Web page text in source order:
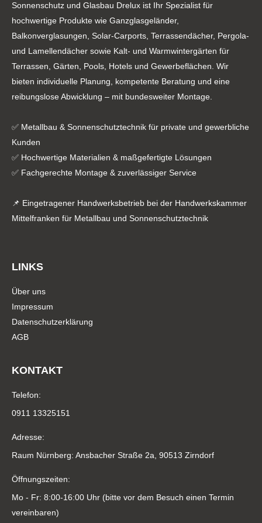
Sonnenschutz und Glasbau Drelux ist Ihr Spezialist für
hochwertige Produkte wie Ganzglasgeländer,
Balkonverglasungen, Solar-Carports, Terrassendächer, Pergola-
und Lamellendächer sowie Kalt- und Warmwintergärten für
Terrassen, Gärten, Pools, Hotels und Gewerbeflächen. Wir
bieten individuelle Planung, kompetente Beratung und eine
reibungslose Abwicklung – mit bundesweiter Montage.
✅ Metallbau & Sonnenschutztechnik für private und gewerbliche
Kunden
✅ Hochwertige Materialien & maßgefertigte Lösungen
✅ Fachgerechte Montage & zuverlässiger Service
📌 Eingetragener Handwerksbetrieb bei der Handwerkskammer
Mittelfranken für Metallbau und Sonnenschutztechnik
LINKS
Über uns
Impressum
Datenschutzerklärung
AGB
KONTAKT
Telefon:
0911 13325151
Adresse:
Raum Nürnberg: Ansbacher Straße 2a, 90513 Zirndorf
Öffnungszeiten:
Mo - Fr: 8:00-16:00 Uhr (bitte vor dem Besuch einen Termin
vereinbaren)